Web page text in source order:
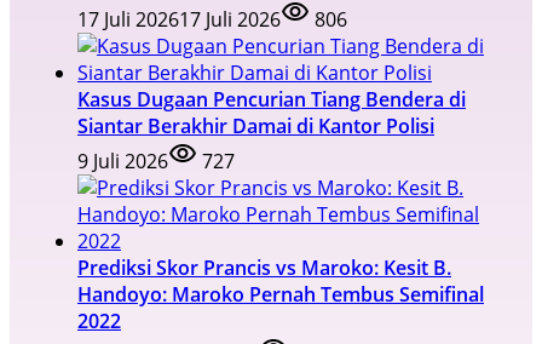
17 Juli 202617 Juli 2026 806
Kasus Dugaan Pencurian Tiang Bendera di
Siantar Berakhir Damai di Kantor Polisi
9 Juli 2026
727
Prediksi Skor Prancis vs Maroko: Kesit B.
Handoyo: Maroko Pernah Tembus Semifinal
2022